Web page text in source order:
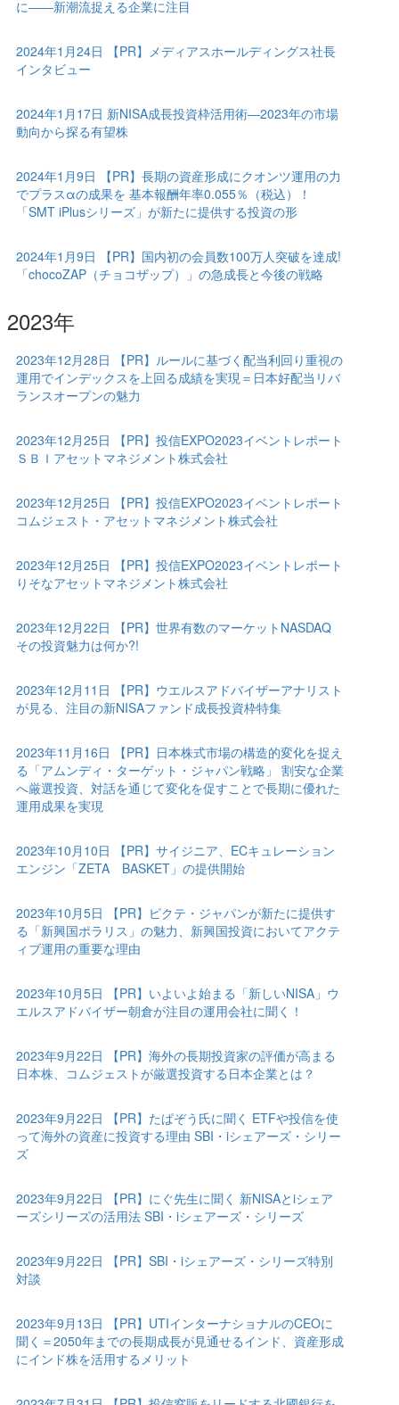
に――新潮流捉える企業に注目
2024年1月24日 【PR】メディアスホールディングス社長
インタビュー
2024年1月17日 新NISA成長投資枠活用術―2023年の市場
動向から探る有望株
2024年1月9日 【PR】長期の資産形成にクオンツ運用の力
でプラスαの成果を 基本報酬年率0.055％（税込）！
「SMT iPlusシリーズ」が新たに提供する投資の形
2024年1月9日 【PR】国内初の会員数100万人突破を達成!
「chocoZAP（チョコザップ）」の急成長と今後の戦略
2023年
2023年12月28日 【PR】ルールに基づく配当利回り重視の
運用でインデックスを上回る成績を実現＝日本好配当リバ
ランスオープンの魅力
2023年12月25日 【PR】投信EXPO2023イベントレポート
ＳＢＩアセットマネジメント株式会社
2023年12月25日 【PR】投信EXPO2023イベントレポート
コムジェスト・アセットマネジメント株式会社
2023年12月25日 【PR】投信EXPO2023イベントレポート
りそなアセットマネジメント株式会社
2023年12月22日 【PR】世界有数のマーケットNASDAQ
その投資魅力は何か?!
2023年12月11日 【PR】ウエルスアドバイザーアナリスト
が見る、注目の新NISAファンド成長投資枠特集
2023年11月16日 【PR】日本株式市場の構造的変化を捉え
る「アムンディ・ターゲット・ジャパン戦略」 割安な企業
へ厳選投資、対話を通じて変化を促すことで長期に優れた
運用成果を実現
2023年10月10日 【PR】サイジニア、ECキュレーション
エンジン「ZETA BASKET」の提供開始
2023年10月5日 【PR】ピクテ・ジャパンが新たに提供す
る「新興国ポラリス」の魅力、新興国投資においてアクテ
ィブ運用の重要な理由
2023年10月5日 【PR】いよいよ始まる「新しいNISA」ウ
エルスアドバイザー朝倉が注目の運用会社に聞く！
2023年9月22日 【PR】海外の長期投資家の評価が高まる
日本株、コムジェストが厳選投資する日本企業とは？
2023年9月22日 【PR】たぱぞう氏に聞く ETFや投信を使
って海外の資産に投資する理由 SBI・iシェアーズ・シリー
ズ
2023年9月22日 【PR】にぐ先生に聞く 新NISAとiシェア
ーズシリーズの活用法 SBI・iシェアーズ・シリーズ
2023年9月22日 【PR】SBI・iシェアーズ・シリーズ特別
対談
2023年9月13日 【PR】UTIインターナショナルのCEOに
聞く＝2050年までの長期成長が見通せるインド、資産形成
にインド株を活用するメリット